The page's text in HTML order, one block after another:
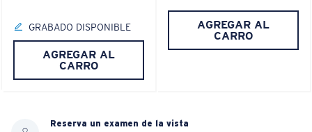
GRABADO DISPONIBLE
AGREGAR AL
CARRO
AGREGAR AL
CARRO
Reserva un examen de la vista